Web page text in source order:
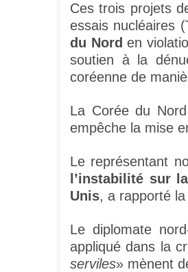
Ces trois projets
essais nucléaires
du Nord en
soutien à la
coréenne de
La Corée du
empêche la mise
Le représentant
l’instabilité sur
Unis, a rapporté
Le diplomate
appliqué dans la
serviles» mènent